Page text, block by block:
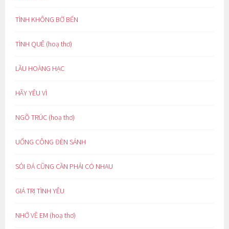
TÌNH KHÔNG BỜ BẾN
TÌNH QUÊ (hoạ thơ)
LẦU HOÀNG HẠC
HÃY YÊU VÌ
NGÕ TRÚC (hoạ thơ)
UỔNG CÔNG ĐÈN SÁNH
SỎI ĐÁ CŨNG CẦN PHẢI CÓ NHAU
GIÁ TRỊ TÌNH YÊU
NHỚ VỀ EM (hoạ thơ)